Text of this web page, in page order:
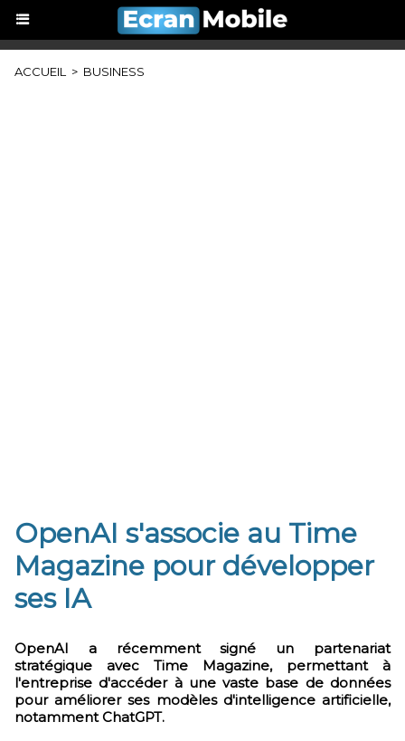
ACCUEIL > BUSINESS
OpenAI s'associe au Time
Magazine pour développer
ses IA
OpenAI a récemment signé un partenariat
stratégique avec Time Magazine, permettant à
l'entreprise d'accéder à une vaste base de données
pour améliorer ses modèles d'intelligence artificielle,
notamment ChatGPT.